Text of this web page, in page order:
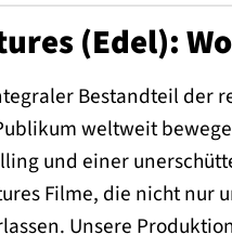
(Edel):
Bestandteil der
weltweit
und einer
Filme, die nicht nur
Unsere